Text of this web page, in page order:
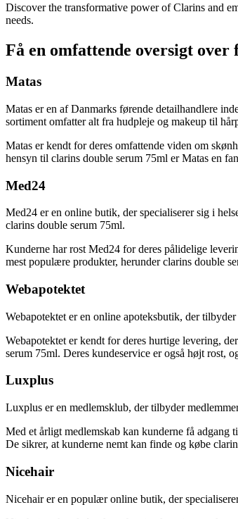
Discover the transformative power of Clarins and
needs.
Få en omfattende oversigt
Matas
Matas er en af Danmarks førende detailhandlere
sortiment omfatter alt fra hudpleje og makeup til
Matas er kendt for deres omfattende viden om
hensyn til clarins double serum 75ml er Matas en
Med24
Med24 er en online butik, der specialiserer sig i
clarins double serum 75ml.
Kunderne har rost Med24 for deres pålidelige
mest populære produkter, herunder clarins double
Webapotektet
Webapotektet er en online apoteksbutik, der
Webapotektet er kendt for deres hurtige levering,
serum 75ml. Deres kundeservice er også højt rost,
Luxplus
Luxplus er en medlemsklub, der tilbyder
Med et årligt medlemskab kan kunderne få adgang
De sikrer, at kunderne nemt kan finde og købe
Nicehair
Nicehair er en populær online butik, der